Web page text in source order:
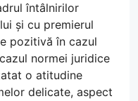
întâlnirilor
și cu premierul
pozitivă în cazul
normei juridice
o atitudine
delicate, aspect